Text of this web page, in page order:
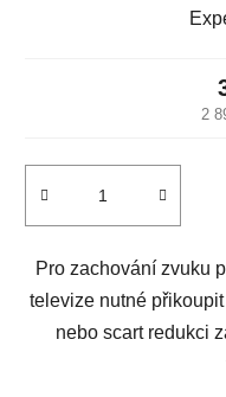
2
Pro zachování zvuku
televize nutné
nebo scart redukci